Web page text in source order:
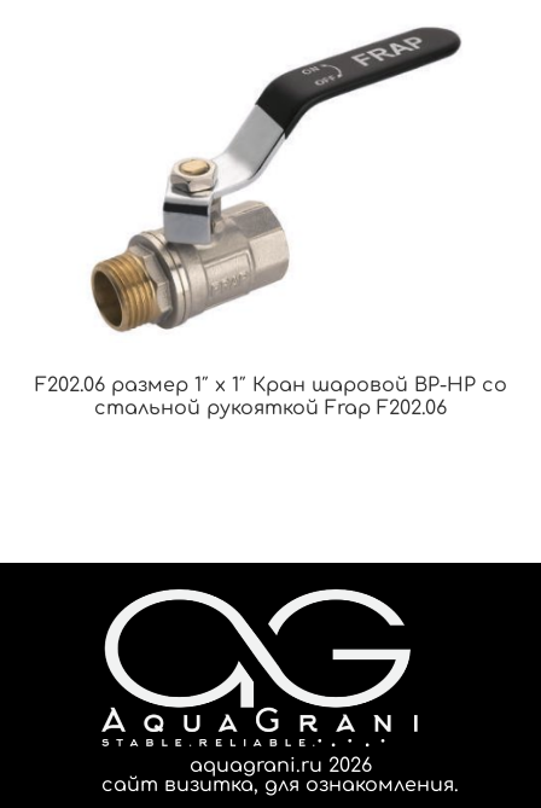
F202.06 размер 1″ x 1″ Кран шаровой ВР-НР со
стальной рукояткой Frap F202.06
aquagrani.ru 2026
сайт визитка, для ознакомления.